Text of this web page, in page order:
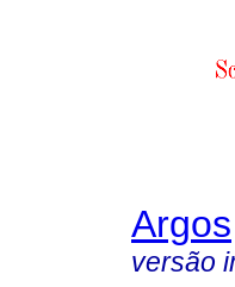
Argos
versão